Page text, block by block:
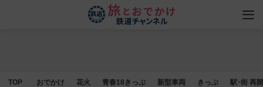
TOP おでかけ 花火 青春18きっぷ 新型車両 きっぷ 駅･街 再